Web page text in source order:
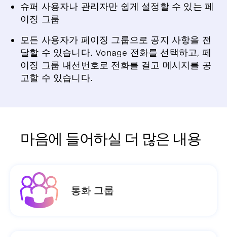
슈퍼 사용자나 관리자만 쉽게 설정할 수 있는 페
이징 그룹
모든 사용자가 페이징 그룹으로 공지 사항을 전
달할 수 있습니다. Vonage 전화를 선택하고, 페
이징 그룹 내선번호로 전화를 걸고 메시지를 공
고할 수 있습니다.
마음에 들어하실 더 많은 내용
통화 그룹